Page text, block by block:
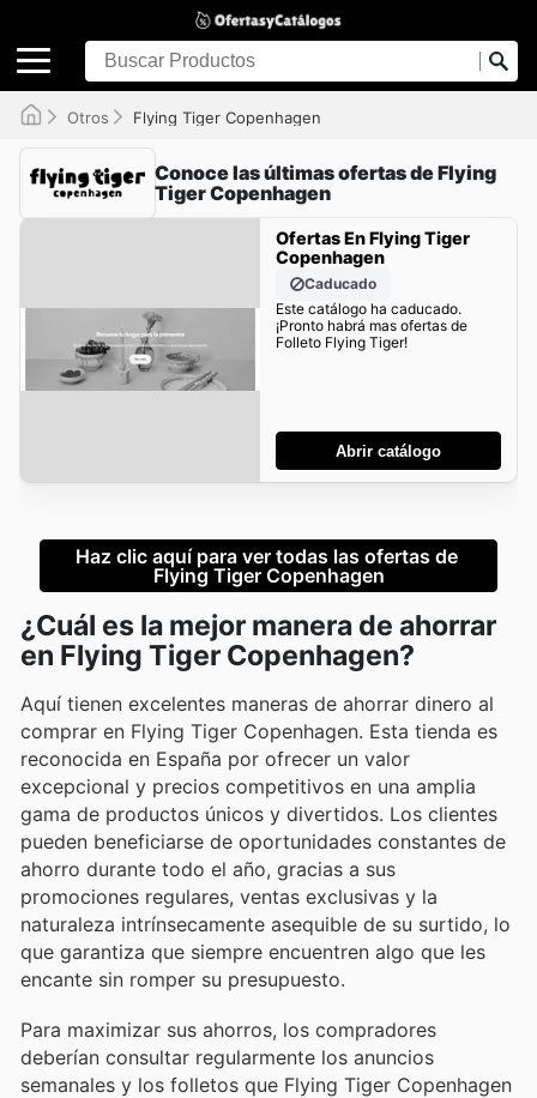
Otros Flying Tiger Copenhagen
Conoce las últimas ofertas de Flying
Tiger Copenhagen
Ofertas En Flying Tiger
Copenhagen
Caducado
Este catálogo ha caducado.
¡Pronto habrá mas ofertas de
Folleto Flying Tiger!
Abrir catálogo
Haz clic aquí para ver todas las ofertas de
Flying Tiger Copenhagen
¿Cuál es la mejor manera de ahorrar
en Flying Tiger Copenhagen?
Aquí tienen excelentes maneras de ahorrar dinero al
comprar en Flying Tiger Copenhagen. Esta tienda es
reconocida en España por ofrecer un valor
excepcional y precios competitivos en una amplia
gama de productos únicos y divertidos. Los clientes
pueden beneficiarse de oportunidades constantes de
ahorro durante todo el año, gracias a sus
promociones regulares, ventas exclusivas y la
naturaleza intrínsecamente asequible de su surtido, lo
que garantiza que siempre encuentren algo que les
encante sin romper su presupuesto.
Para maximizar sus ahorros, los compradores
deberían consultar regularmente los anuncios
semanales y los folletos que Flying Tiger Copenhagen